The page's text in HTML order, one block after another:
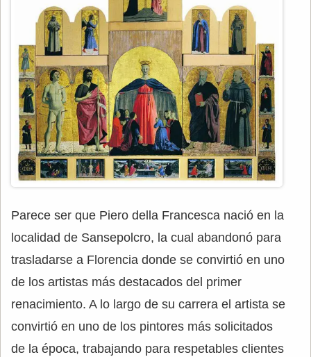
Parece ser que Piero della Francesca nació en la
localidad de Sansepolcro, la cual abandonó para
trasladarse a Florencia donde se convirtió en uno
de los artistas más destacados del primer
renacimiento. A lo largo de su carrera el artista se
convirtió en uno de los pintores más solicitados
de la época, trabajando para respetables clientes